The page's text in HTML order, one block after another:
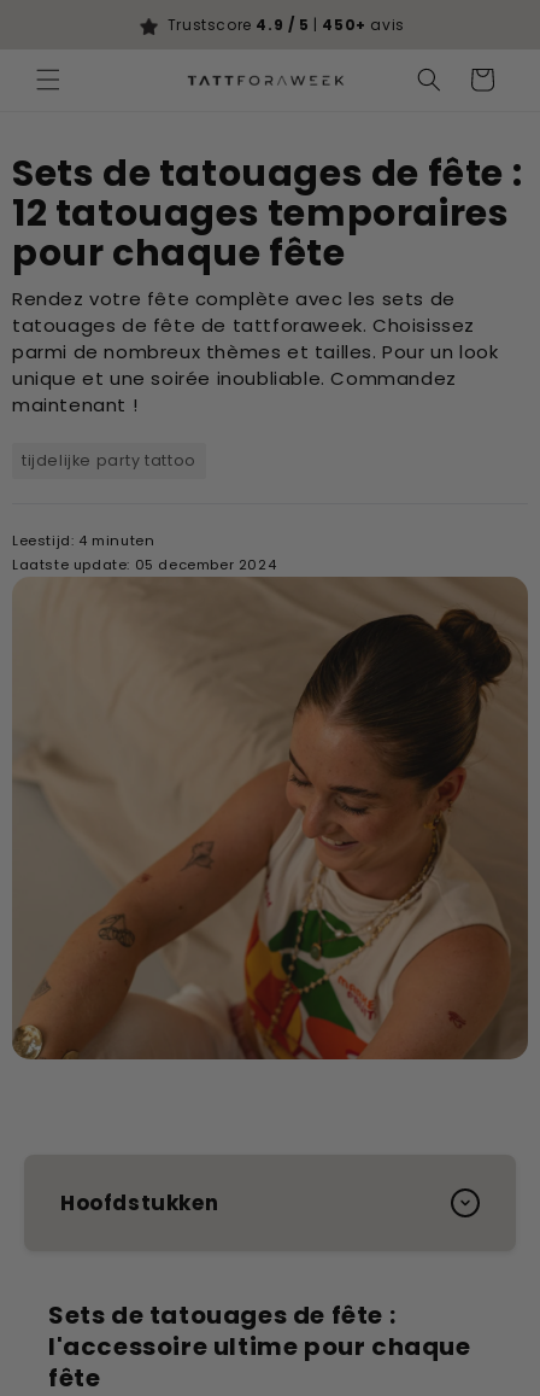
Trustscore 4.9 / 5 | 450+ avis
Panier
Sets de tatouages de fête :
12 tatouages temporaires
pour chaque fête
Rendez votre fête complète avec les sets de
tatouages de fête de tattforaweek. Choisissez
parmi de nombreux thèmes et tailles. Pour un look
unique et une soirée inoubliable. Commandez
maintenant !
tijdelijke party tattoo
Leestijd: 4 minuten
Laatste update: 05 december 2024
Hoofdstukken
Sets de tatouages de fête :
l'accessoire ultime pour chaque
fête